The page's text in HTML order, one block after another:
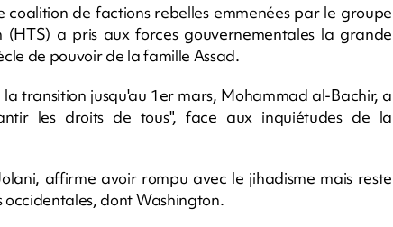
coalition de factions rebelles emmenées par le groupe
a pris aux forces gouvernementales la grande
de pouvoir de la famille Assad.
transition jusqu'au 1er mars, Mohammad al-Bachir, a
les droits de tous", face aux inquiétudes de la
affirme avoir rompu avec le jihadisme mais reste
dont Washington.